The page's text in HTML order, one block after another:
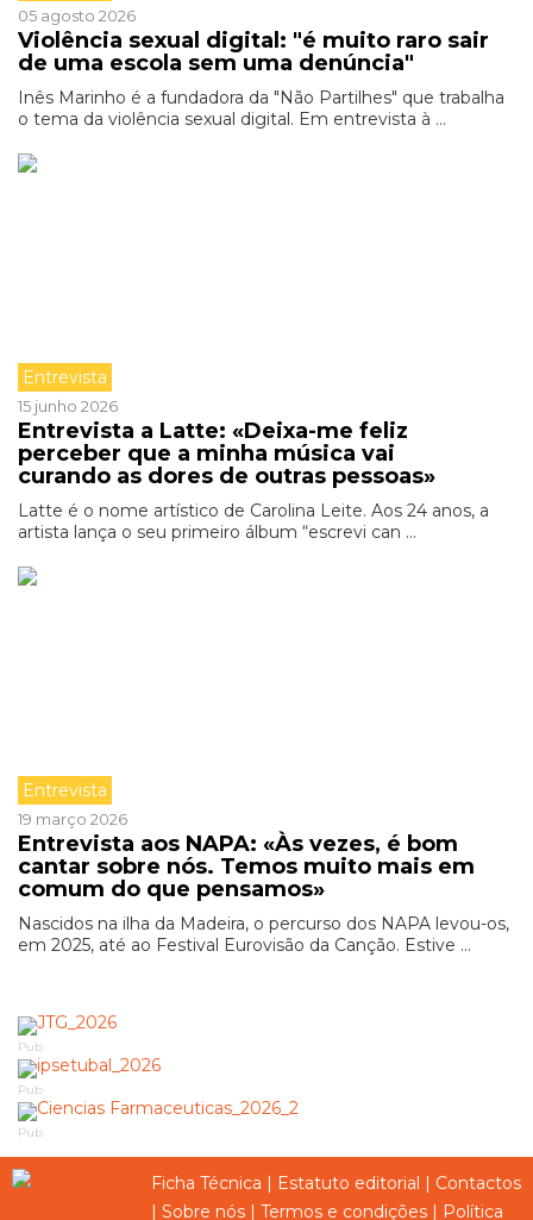
05 agosto 2026
Violência sexual digital: "é muito raro sair
de uma escola sem uma denúncia"
Inês Marinho é a fundadora da "Não Partilhes" que trabalha
o tema da violência sexual digital. Em entrevista à ...
Entrevista
15 junho 2026
Entrevista a Latte: «Deixa-me feliz
perceber que a minha música vai
curando as dores de outras pessoas»
Latte é o nome artístico de Carolina Leite. Aos 24 anos, a
artista lança o seu primeiro álbum “escrevi can ...
Entrevista
19 março 2026
Entrevista aos NAPA: «Às vezes, é bom
cantar sobre nós. Temos muito mais em
comum do que pensamos»
Nascidos na ilha da Madeira, o percurso dos NAPA levou-os,
em 2025, até ao Festival Eurovisão da Canção. Estive ...
Pub
Pub
Pub
Ficha Técnica | Estatuto editorial | Contactos
| Sobre nós | Termos e condições | Política